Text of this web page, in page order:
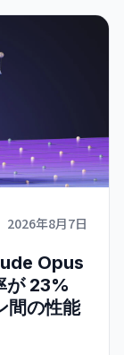
2026年8月7日
Opus
が 23%
の性能